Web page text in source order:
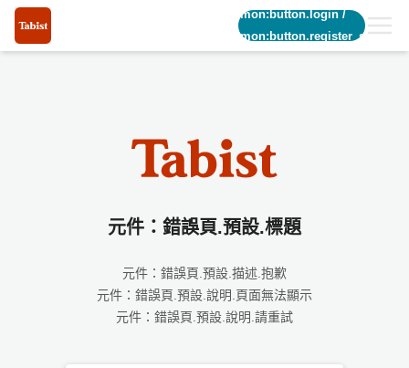
common:button.login/
common:button.register_short
元件：錯誤頁.預設.標題
元件：錯誤頁.預設.描述.抱歉
元件：錯誤頁.預設.說明.頁面無法顯示
元件：錯誤頁.預設.說明.請重試